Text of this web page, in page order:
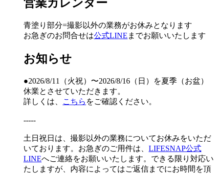
営業カレンダー
青塗り 部分=撮影以外の業務がお休みとなります
お急ぎのお問合せは公式LINE までお願いいたします
お知らせ
●2026/8/11（火祝）〜2026/8/16（日）を夏季（お盆）
休業とさせていただきます。
詳しくは、
こちら をご確認ください。
-----
土日祝日は、撮影以外の業務についてお休みをいただ
いております。お急ぎのご用件は、 LIFESNAP公式
LINEへご連絡をお願いいたします。できる限り対応い
たしますが、内容によってはご返信までにお時間を頂